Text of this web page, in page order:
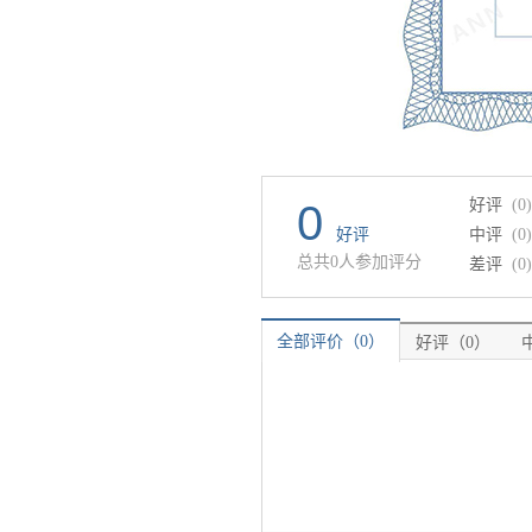
0
好评
总共0人参加评分
好评 (0)
中评 (0)
差评 (0)
全部评价（0） 好评（0）